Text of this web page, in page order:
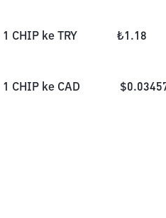
1 CHIP ke TRY ₺1.18
1 CHIP ke CAD $